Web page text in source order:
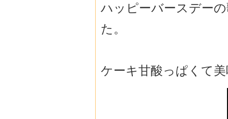
ハッピーバースデー
た。
ケーキ甘酸っぱくて